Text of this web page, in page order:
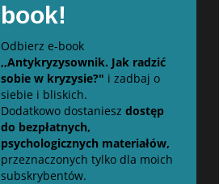
book!
Odbierz e-book
,,Antykryzysownik. Jak radzić
sobie w kryzysie?" i zadbaj o
siebie i bliskich.
Dodatkowo dostaniesz dostęp
do bezpłatnych,
psychologicznych materiałów,
przeznaczonych tylko dla moich
subskrybentów.